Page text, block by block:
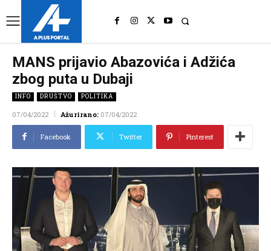
MANS prijavio Abazovića i Adžića
zbog puta u Dubaji
INFO DRUŠTVO POLITIKA
07/04/2022 Ažurirano: 07/04/2022
Facebook Twitter Pinterest